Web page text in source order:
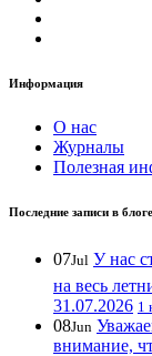
Информация
О нас
Журналы
Полезная
Последние записи в блоге
07Jul У нас
на весь
31.07.2026 1
08Jun
внимание,